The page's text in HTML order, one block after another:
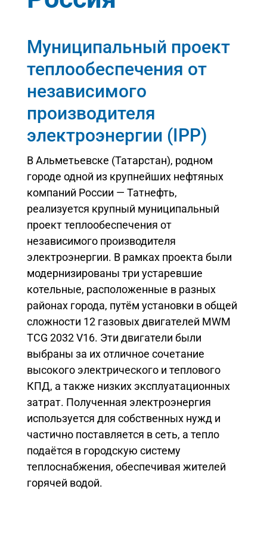
Муниципальный проект
теплообеспечения от
независимого
производителя
электроэнергии (IPP)
В Альметьевске (Татарстан), родном
городе одной из крупнейших нефтяных
компаний России — Татнефть,
реализуется крупный муниципальный
проект теплообеспечения от
независимого производителя
электроэнергии. В рамках проекта были
модернизированы три устаревшие
котельные, расположенные в разных
районах города, путём установки в общей
сложности 12 газовых двигателей MWM
TCG 2032 V16. Эти двигатели были
выбраны за их отличное сочетание
высокого электрического и теплового
КПД, а также низких эксплуатационных
затрат. Полученная электроэнергия
используется для собственных нужд и
частично поставляется в сеть, а тепло
подаётся в городскую систему
теплоснабжения, обеспечивая жителей
горячей водой.